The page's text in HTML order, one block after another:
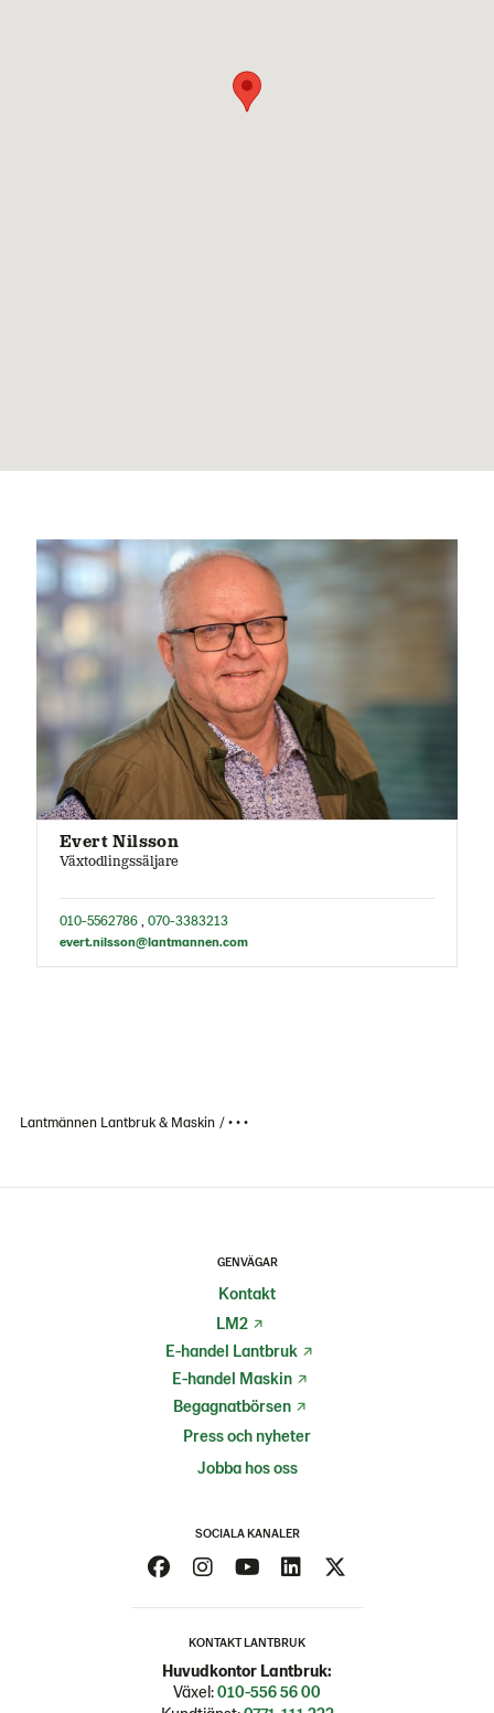
Evert Nilsson
Växtodlingssäljare
010-5562786 070-3383213
evert.nilsson@lantmannen.com
Lantmännen Lantbruk & Maskin • • •
GENVÄGAR
Kontakt
LM2
E-handel Lantbruk
E-handel Maskin
Begagnatbörsen
Press och nyheter
Jobba hos oss
SOCIALA KANALER
KONTAKT LANTBRUK
Huvudkontor Lantbruk:
Växel:010-556 56 00